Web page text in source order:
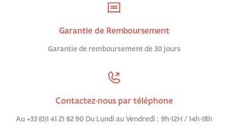
Garantie de Remboursement
Garantie de remboursement de 30 jours
Contactez-nous par téléphone
Au +33 (0)1 41 21 82 90 Du Lundi au Vendredi : 9h-12H / 14h-18h